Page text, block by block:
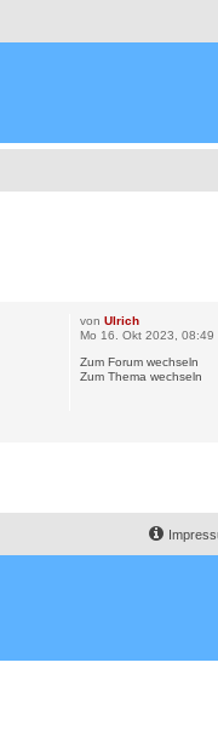
vonUlrich
Mo 16. Okt 2023, 08:49
Zum Forum wechseln
Zum Thema wechseln